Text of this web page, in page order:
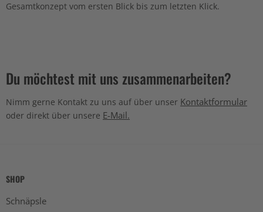
Gesamtkonzept vom ersten Blick bis zum letzten Klick.
Du möchtest mit uns zusammenarbeiten?
Nimm gerne Kontakt zu uns auf über unser Kontaktformular
oder direkt über unsere E-Mail.
SHOP
Schnäpsle